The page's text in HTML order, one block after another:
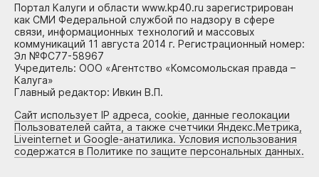
Портал Калуги и области www.kp40.ru зарегистрирован
как СМИ Федеральной службой по надзору в сфере
связи, информационных технологий и массовых
коммуникаций 11 августа 2014 г. Регистрационный номер:
Эл №ФС77-58967
Учредитель: ООО «Агентство «Комсомольская правда –
Калуга»
Главный редактор: Ивкин В.П.
Сайт использует IP адреса, cookie, данные геолокации
Пользователей сайта, а также счетчики Яндекс.Метрика,
Liveinternet и Google-анатилика. Условия использования
содержатся в Политике по защите персональных данных.